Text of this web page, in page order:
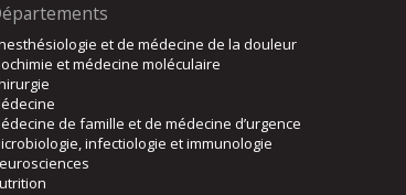
et de médecine de la douleur
et médecine moléculaire
de famille et de médecine d’urgence
infectiologie et immunologie